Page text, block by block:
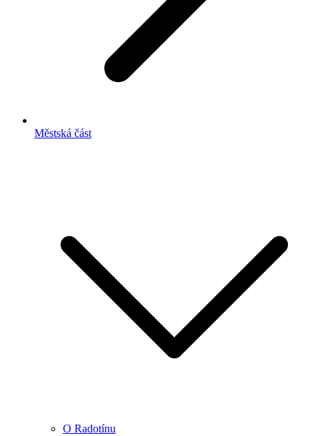
Městská část
O Radotínu